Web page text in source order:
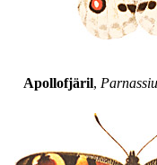
Apollofjäril,